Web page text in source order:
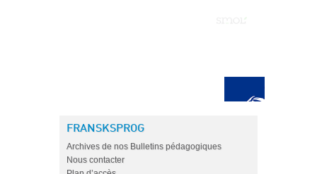
FRANSKSPROG
Archives de nos Bulletins pédagogiques
Nous contacter